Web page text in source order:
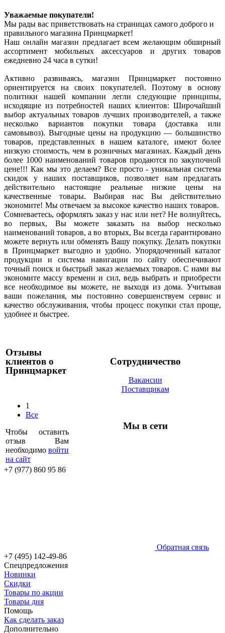
Уважаемые покупатели!
Мы рады вас приветствовать на страницах самого доброго и
правильного магазина Принцмаркет!
Наш онлайн магазин предлагает всем желающим обширный
ассортимент мобильных аксессуаров и других товаров
ежедневно 24 часа в сутки!
Активно развиваясь, магазин Принцмаркет постоянно
ориентируется на своих покупателей. Поэтому в основу
политики нашей компании легли следующие принципы,
исходящие из потребностей наших клиентов: Широчайший
выбор актуальных товаров лучших производителей, а также
несколько вариантов покупки товара (доставка или
самовывоз). Выгодные цены на продукцию — большинство
товаров, представленных в нашем каталоге, имеют более
низкую стоимость, чем в розничных магазинах. Каждый день
более 1000 наименований товаров продаются по закупочной
цене!!! Как мы это делаем? Все просто - уникальная система
скидок у наших поставщиков, позволяет нам предлагать
действительно настоящие реальные низкие цены на
качественные товары. Выбирая нас Вы действительно
экономите! Мы отвечаем за высокое качество наших товаров.
Сомневаетесь, оформлять заказ у нас или нет? Не волнуйтесь,
во первых, Вы можете заказать на выбор несколько
наименований товаров, а во вторых, Вы всегда гарантировано
можете вернуть или обменять Вашу покупку. Делать покупки
в Принцмаркет выгодно и удобно. Упорядоченный каталог
продукции и система навигации по сайту обеспечивают
точный поиск и быстрый заказ желаемых товаров. С нами вы
экономите массу времени и сил, ведь выбрать и приобрести
все необходимое вы можете, не выходя из дома. Учитывая
ваши пожелания, мы постоянно совершенствуем сервис и
качество обслуживания, чтобы процесс покупки стал проще,
удобнее и быстрее.
Отзывы
клиентов о
Принцмаркет
1
Все
Чтобы оставить
отзыв Вам
необходимо войти
на сайт
Сотрудничество
Вакансии
Поставщикам
Мы в сети
+7 (977) 860 95 86
Обратная связь
+7 (495) 142-49-86
Спецпредложения
Новинки
Скидки
Товары по акции
Товары дня
Помощь
Как сделать заказ
Дополнительно